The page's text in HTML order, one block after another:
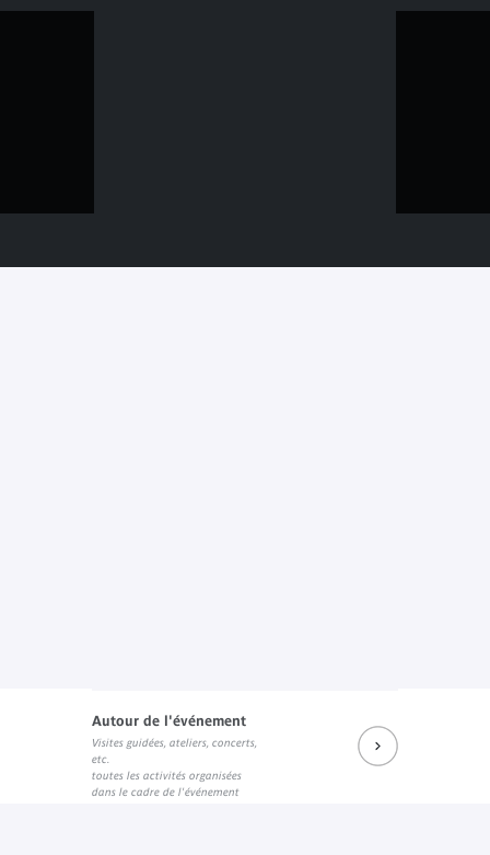
Autour de l'événement
Visites guidées, ateliers, concerts,
etc.
toutes les activités organisées
dans le cadre de l'événement